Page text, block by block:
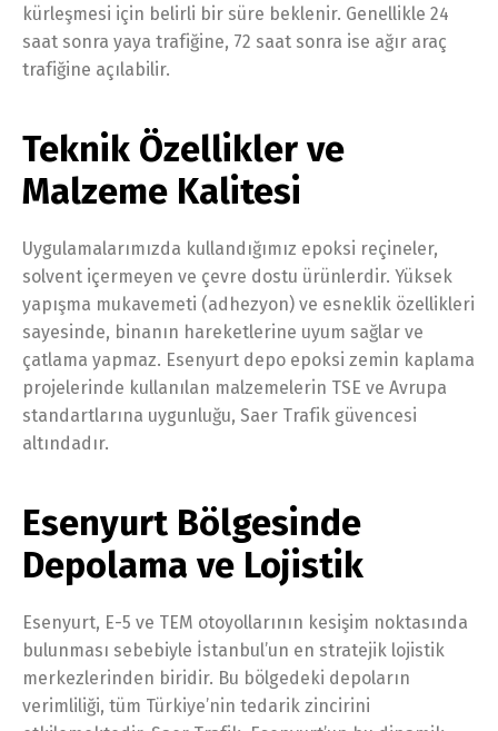
kürleşmesi için belirli bir süre beklenir. Genellikle 24
saat sonra yaya trafiğine, 72 saat sonra ise ağır araç
trafiğine açılabilir.
Teknik Özellikler ve
Malzeme Kalitesi
Uygulamalarımızda kullandığımız epoksi reçineler,
solvent içermeyen ve çevre dostu ürünlerdir. Yüksek
yapışma mukavemeti (adhezyon) ve esneklik özellikleri
sayesinde, binanın hareketlerine uyum sağlar ve
çatlama yapmaz. Esenyurt depo epoksi zemin kaplama
projelerinde kullanılan malzemelerin TSE ve Avrupa
standartlarına uygunluğu, Saer Trafik güvencesi
altındadır.
Esenyurt Bölgesinde
Depolama ve Lojistik
Esenyurt, E-5 ve TEM otoyollarının kesişim noktasında
bulunması sebebiyle İstanbul’un en stratejik lojistik
merkezlerinden biridir. Bu bölgedeki depoların
verimliliği, tüm Türkiye’nin tedarik zincirini